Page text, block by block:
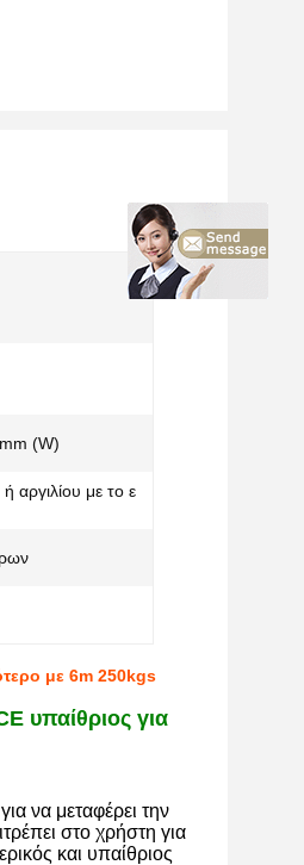
(W)
αργιλίου με το ε
με 6m 250kgs
υπαίθριος για
να μεταφέρει την
στο χρήστη για
και υπαίθριος